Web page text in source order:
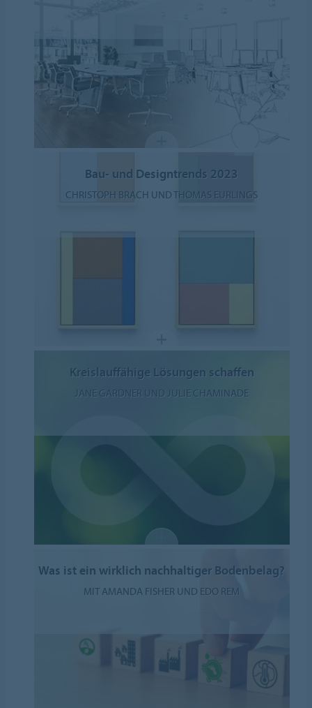
Bau- und Designtrends 2023
CHRISTOPH BRACH UND THOMAS EURLINGS
Kreislauffähige Lösungen schaffen
JANE GARDNER UND JULIE CHAMINADE
Was ist ein wirklich nachhaltiger Bodenbelag?
MIT AMANDA FISHER UND EDO REM